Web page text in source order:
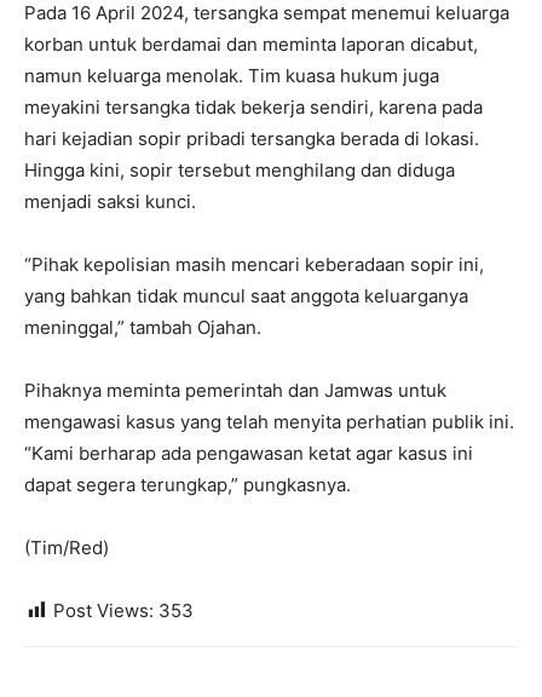
Pada 16 April 2024, tersangka sempat menemui keluarga
korban untuk berdamai dan meminta laporan dicabut,
namun keluarga menolak. Tim kuasa hukum juga
meyakini tersangka tidak bekerja sendiri, karena pada
hari kejadian sopir pribadi tersangka berada di lokasi.
Hingga kini, sopir tersebut menghilang dan diduga
menjadi saksi kunci.
“Pihak kepolisian masih mencari keberadaan sopir ini,
yang bahkan tidak muncul saat anggota keluarganya
meninggal,” tambah Ojahan.
Pihaknya meminta pemerintah dan Jamwas untuk
mengawasi kasus yang telah menyita perhatian publik ini.
“Kami berharap ada pengawasan ketat agar kasus ini
dapat segera terungkap,” pungkasnya.
(Tim/Red)
Post Views: 353